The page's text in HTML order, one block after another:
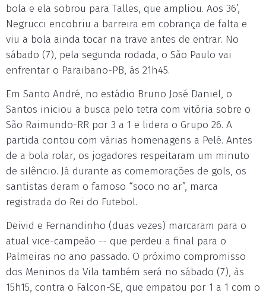
bola e ela sobrou para Talles, que ampliou. Aos 36’,
Negrucci encobriu a barreira em cobrança de falta e
viu a bola ainda tocar na trave antes de entrar. No
sábado (7), pela segunda rodada, o São Paulo vai
enfrentar o Paraibano-PB, às 21h45.
Em Santo André, no estádio Bruno José Daniel, o
Santos iniciou a busca pelo tetra com vitória sobre o
São Raimundo-RR por 3 a 1 e lidera o Grupo 26. A
partida contou com várias homenagens a Pelé. Antes
de a bola rolar, os jogadores respeitaram um minuto
de silêncio. Já durante as comemorações de gols, os
santistas deram o famoso “soco no ar”, marca
registrada do Rei do Futebol.
Deivid e Fernandinho (duas vezes) marcaram para o
atual vice-campeão -- que perdeu a final para o
Palmeiras no ano passado. O próximo compromisso
dos Meninos da Vila também será no sábado (7), às
15h15, contra o Falcon-SE, que empatou por 1 a 1 com o